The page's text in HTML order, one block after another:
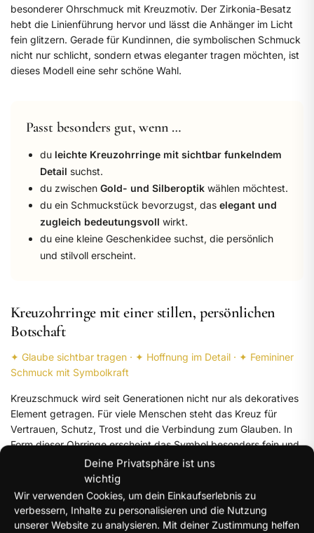
Deine Privatsphäre ist uns
wichtig
Wir verwenden Cookies, um dein Einkaufserlebnis zu
verbessern, Inhalte zu personalisieren und die Nutzung
unserer Website zu analysieren. Mit deiner Zustimmung helfen
besonderer Ohrschmuck mit Kreuzmotiv. Der Zirkonia-Besatz
hebt die Linienführung hervor und lässt die Anhänger im Licht
fein glitzern. Gerade für Kundinnen, die symbolischen Schmuck
nicht nur schlicht, sondern etwas eleganter tragen möchten, ist
dieses Modell eine sehr schöne Wahl.
Passt besonders gut, wenn …
du leichte Kreuzohrringe mit sichtbar funkelndem
Detail suchst.
du zwischen Gold- und Silberoptik wählen möchtest.
du ein Schmuckstück bevorzugst, das elegant und
zugleich bedeutungsvoll wirkt.
du eine kleine Geschenkidee suchst, die persönlich
und stilvoll erscheint.
Kreuzohrringe mit einer stillen, persönlichen
Botschaft
✦ Glaube sichtbar tragen · ✦ Hoffnung im Detail · ✦ Femininer
Schmuck mit Symbolkraft
Kreuzschmuck wird seit Generationen nicht nur als dekoratives
Element getragen. Für viele Menschen steht das Kreuz für
Vertrauen, Schutz, Trost und die Verbindung zum Glauben. In
Form dieser Ohrringe erscheint das Symbol besonders fein und
nah – als kleiner Begleiter, der nicht laut sein muss, um
Bedeutung zu tragen.
Gerade durch die feminine Gestaltung entsteht eine schöne
Balance: Die Ohrringe sind modisch genug, um sich mühelos in